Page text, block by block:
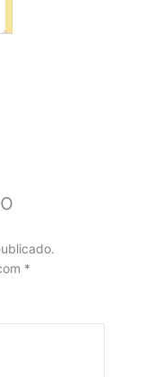
*